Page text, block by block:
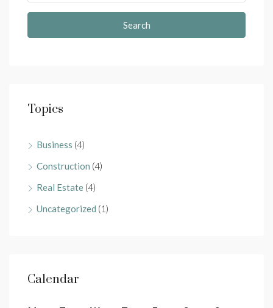
Search
Topics
Business (4)
Construction (4)
Real Estate (4)
Uncategorized (1)
Calendar